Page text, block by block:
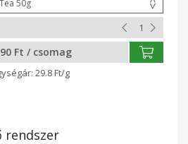
Ft / csomag
29.8 Ft/g
rendszer